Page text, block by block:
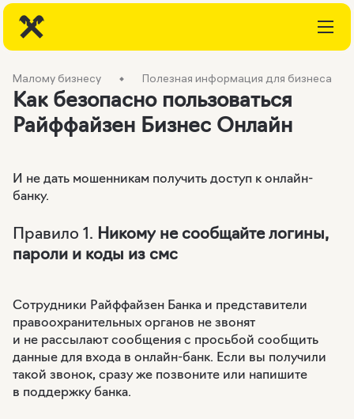
Малому бизнесу Полезная информация для бизнеса
Как безопасно пользоваться
Райффайзен Бизнес Онлайн
И не дать мошенникам получить доступ к онлайн-
банку.
Правило 1. Никому не сообщайте логины,
пароли и коды из смс
Сотрудники Райффайзен Банка и представители
правоохранительных органов не звонят
и не рассылают сообщения с просьбой сообщить
данные для входа в онлайн-банк. Если вы получили
такой звонок, сразу же позвоните или напишите
в поддержку банка.